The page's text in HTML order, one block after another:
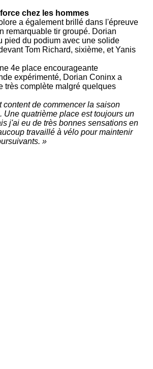
chez les hommes
a également brillé dans l'épreuve
remarquable tir groupé. Dorian
pied du podium avec une solide
Tom Richard, sixième, et Yanis
4e place encourageante
expérimenté, Dorian Coninx a
très complète malgré quelques
content de commencer la saison
Une quatrième place est toujours un
j'ai eu de très bonnes sensations en
travaillé à vélo pour maintenir
»